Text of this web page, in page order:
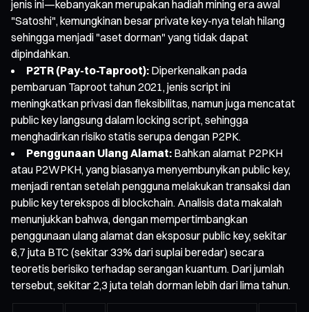
jenis ini—kebanyakan merupakan hadiah mining era awal
"Satoshi", kemungkinan besar private key-nya telah hilang
sehingga menjadi "aset dorman" yang tidak dapat
dipindahkan.
P2TR (Pay-to-Taproot): Diperkenalkan pada
pembaruan Taproot tahun 2021, jenis script ini
meningkatkan privasi dan fleksibilitas, namun juga mencatat
public key langsung dalam locking script, sehingga
menghadirkan risiko statis serupa dengan P2PK.
Penggunaan Ulang Alamat: Bahkan alamat P2PKH
atau P2WPKH, yang biasanya menyembunyikan public key,
menjadi rentan setelah pengguna melakukan transaksi dan
public key terekspos di blockchain. Analisis data makalah
menunjukkan bahwa, dengan mempertimbangkan
penggunaan ulang alamat dan eksposur public key, sekitar
6,7 juta BTC (sekitar 33% dari suplai beredar) secara
teoretis berisiko terhadap serangan kuantum. Dari jumlah
tersebut, sekitar 2,3 juta telah dorman lebih dari lima tahun.